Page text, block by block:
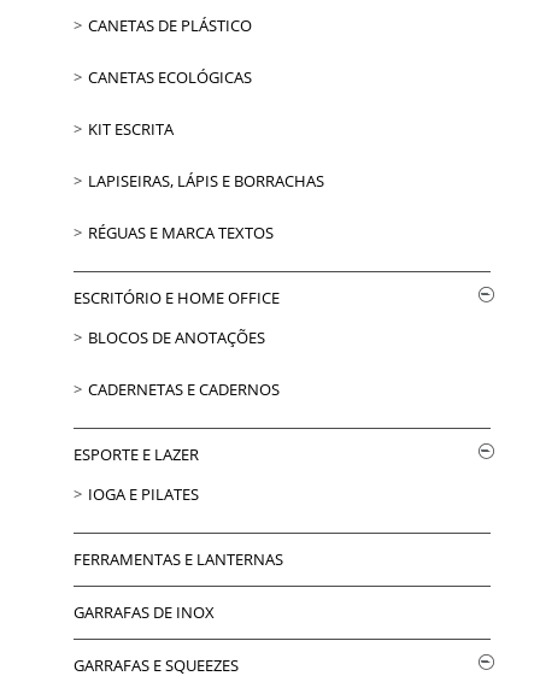
CANETAS DE PLÁSTICO
CANETAS ECOLÓGICAS
KIT ESCRITA
LAPISEIRAS, LÁPIS E BORRACHAS
RÉGUAS E MARCA TEXTOS
ESCRITÓRIO E HOME OFFICE
BLOCOS DE ANOTAÇÕES
CADERNETAS E CADERNOS
ESPORTE E LAZER
IOGA E PILATES
FERRAMENTAS E LANTERNAS
GARRAFAS DE INOX
GARRAFAS E SQUEEZES